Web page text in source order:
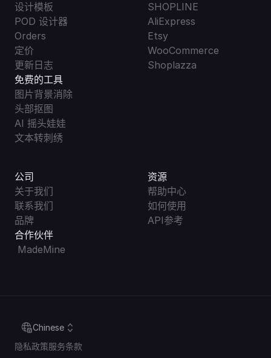
设计模板
POD 设计器
Orders
定价
更新日志
免费的工具
图片背景消除
头部抠图
AI 摇头娃娃
文本转刺绣
SHOPLINE
AliExpress
Etsy
WooCommerce
Shoplazza
公司
关于我们
联系我们
品牌
合作伙伴
MadeMine
资源
帮助中心
如何使用
API参考
Chinese
隐私政策服务条款